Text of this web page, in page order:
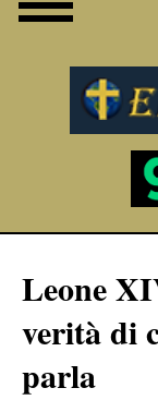
Leone
verità di
parla